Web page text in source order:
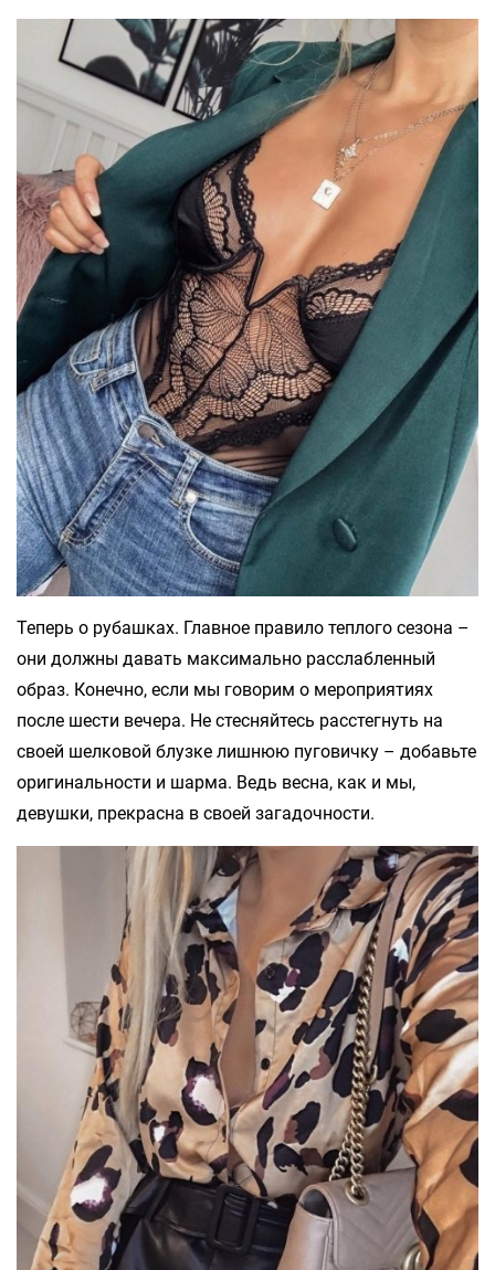
Теперь о рубашках. Главное правило теплого сезона –
они должны давать максимально расслабленный
образ. Конечно, если мы говорим о мероприятиях
после шести вечера. Не стесняйтесь расстегнуть на
своей шелковой блузке лишнюю пуговичку – добавьте
оригинальности и шарма. Ведь весна, как и мы,
девушки, прекрасна в своей загадочности.